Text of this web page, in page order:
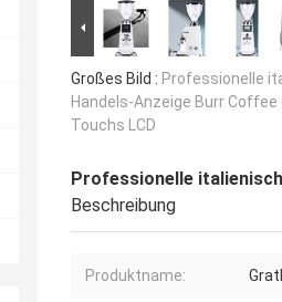
Großes Bild : Professionelle
Handels-Anzeige Burr Coffee
Touchs LCD
Professionelle
Beschreibung
Produktname: